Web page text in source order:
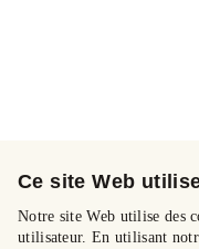
Ce site Web
Notre site Web utilise des
utilisateur. En utilisant